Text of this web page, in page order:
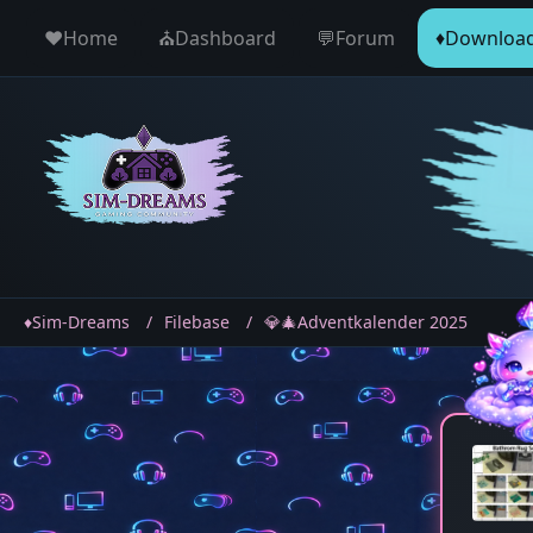
♥️Home ⛪️Dashboard 💬Forum
♦️Sim-Dreams Filebase 💎🎄Adventkalender 2025